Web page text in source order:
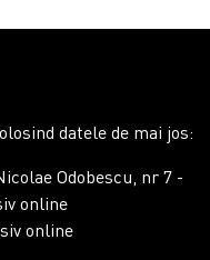
datele de mai jos:
Odobescu, nr 7 -
online
online